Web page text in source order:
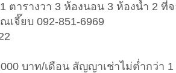
ตารางวา 3 ห้องนอน 3 ห้องน้ำ 2 ที่
เจี๊ยบ 092-851-6969
บาท/เดือน สัญญาเช่าไม่ต่ำกว่า 1